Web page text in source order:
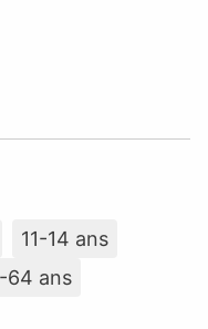
11-14 ans
64 ans